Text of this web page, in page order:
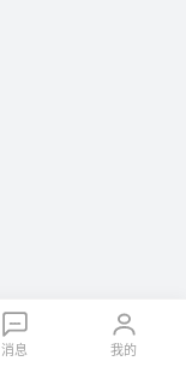
消息 我的